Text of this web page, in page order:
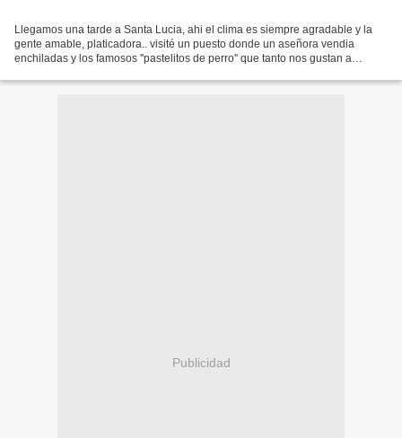
Llegamos una tarde a Santa Lucia, ahi el clima es siempre agradable y la
gente amable, platicadora.. visité un puesto donde un aseñora vendia
enchiladas y los famosos ''pastelitos de perro'' que tanto nos gustan a
Publicidad